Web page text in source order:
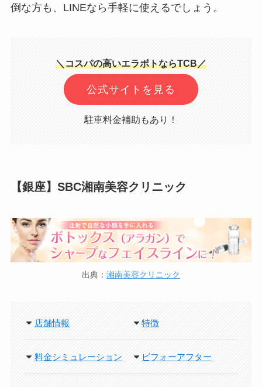
倒な方も、LINEなら手軽に使えるでしょう。
＼コスパの高いエラボトならTCB／
公式サイトを見る
駐車料金補助もあり！
【銀座】SBC湘南美容クリニック
出典： 湘南美容クリニック
店舗情報 特徴
料金シミュレーション ビフォーアフター